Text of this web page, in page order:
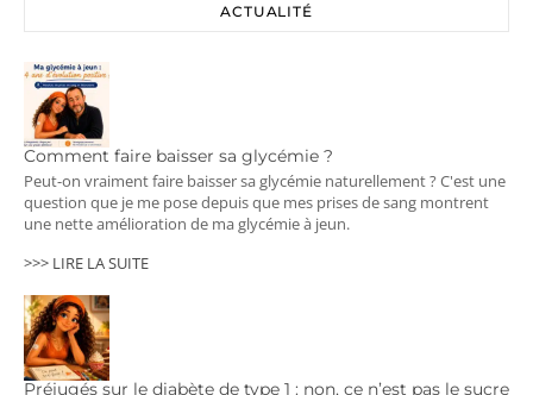
ACTUALITÉ
Comment faire baisser sa glycémie ?
Peut-on vraiment faire baisser sa glycémie naturellement ? C'est une
question que je me pose depuis que mes prises de sang montrent
une nette amélioration de ma glycémie à jeun.
>>> LIRE LA SUITE
Préjugés sur le diabète de type 1 : non, ce n’est pas le sucre